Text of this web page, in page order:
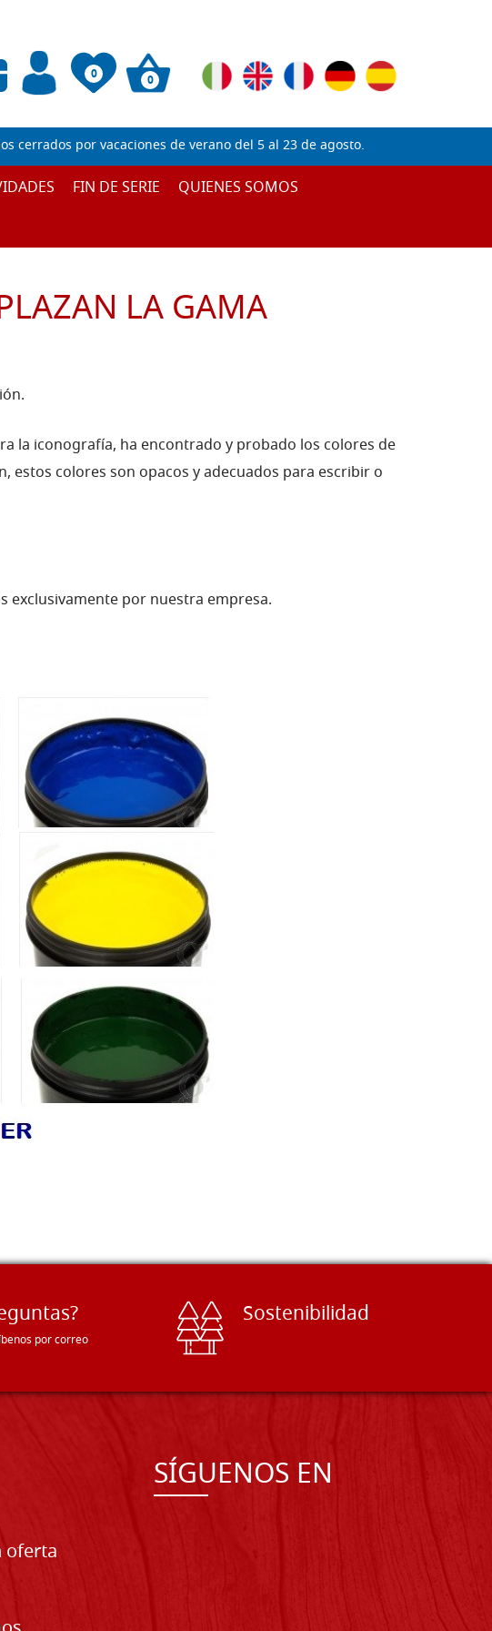
0 0
cerrados por vacaciones de verano del 5 al 23 de agosto.
FIN DE SERIE
QUIENES SOMOS
LA GAMA
la iconografía, ha encontrado y probado los colores de
estos colores son opacos y adecuados para escribir o
exclusivamente por nuestra empresa.
por correo
Sostenibilidad
oferta
SÍGUENOS EN